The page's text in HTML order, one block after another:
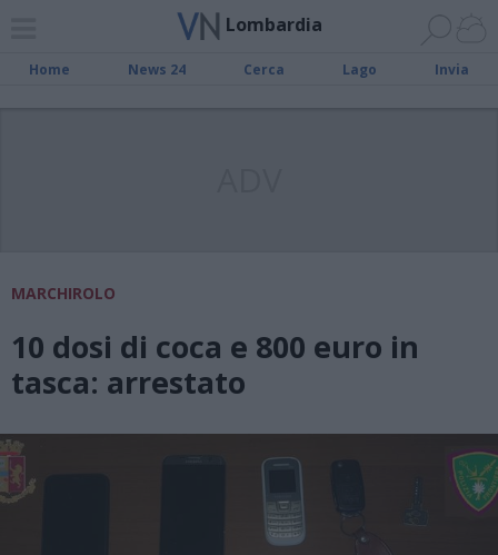
Lombardia
Home News 24 Cerca Lago Invia
MARCHIROLO
10 dosi di coca e 800 euro in
tasca: arrestato